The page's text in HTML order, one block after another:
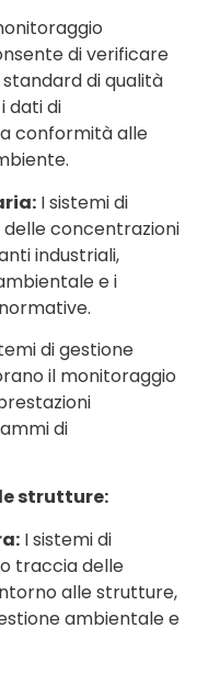
di verificare
di qualità
dati di
conformità alle
I sistemi di
concentrazioni
industriali,
e i
di gestione
il monitoraggio
di
strutture:
I sistemi di
traccia delle
alle strutture,
ambientale e